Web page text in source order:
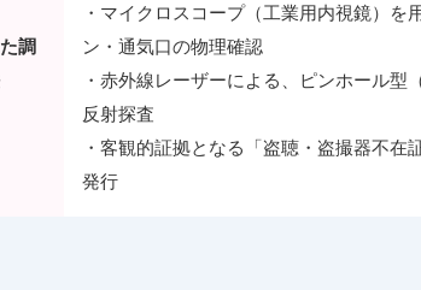
調
・マイクロスコープ（工業用内視鏡）を
ン・通気口の物理確認
・赤外線レーザーによる、ピンホール型
反射探査
・客観的証拠となる「盗聴・盗撮器不在
発行